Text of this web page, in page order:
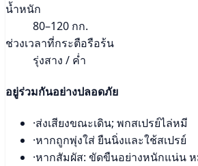
น้ำหนัก
80–120 กก.
ช่วงเวลาที่กระตือรือร้น
รุ่งสาง / ค่ำ
อยู่ร่วมกันอย่างปลอดภัย
·ส่งเสียงขณะเดิน; พกสเปรย์ไล่หมี
·หากถูกพุ่งใส่ ยืนนิ่งและใช้สเปรย์
·หากสัมผัส: ขัดขืนอย่างหนักแน่น ห